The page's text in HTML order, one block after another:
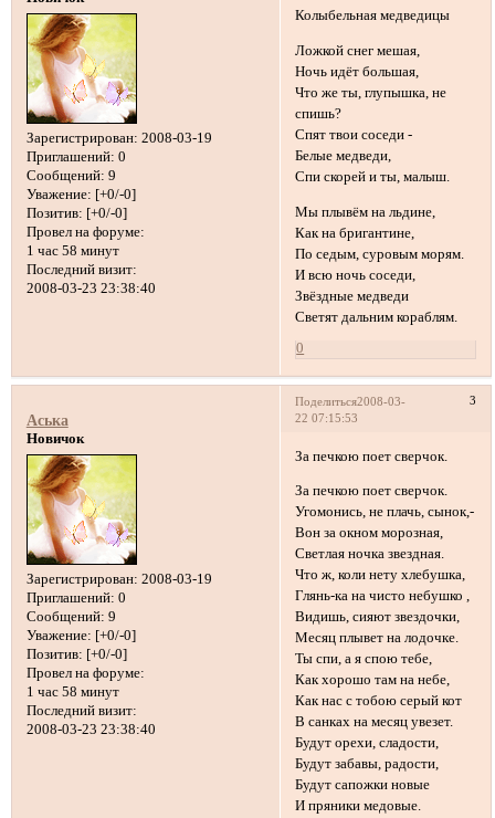
Зарегистрирован: 2008-03-19
Приглашений: 0
Сообщений: 9
Уважение: [+0/-0]
Позитив: [+0/-0]
Провел на форуме:
1 час 58 минут
Последний визит:
2008-03-23 23:38:40
Колыбельная медведицы
Ложкой снег мешая,
Ночь идёт большая,
Что же ты, глупышка, не
спишь?
Спят твои соседи -
Белые медведи,
Спи скорей и ты, малыш.
Мы плывём на льдине,
Как на бригантине,
По седым, суровым морям.
И всю ночь соседи,
Звёздные медведи
Светят дальним кораблям.
0
Поделиться 3
2008-03-
22 07:15:53
Аська
Новичок
Зарегистрирован: 2008-03-19
Приглашений: 0
Сообщений: 9
Уважение: [+0/-0]
Позитив: [+0/-0]
Провел на форуме:
1 час 58 минут
Последний визит:
2008-03-23 23:38:40
За печкою поет сверчок.
За печкою поет сверчок.
Угомонись, не плачь, сынок,-
Вон за окном морозная,
Светлая ночка звездная.
Что ж, коли нету хлебушка,
Глянь-ка на чисто небушко ,
Видишь, сияют звездочки,
Месяц плывет на лодочке.
Ты спи, а я спою тебе,
Как хорошо там на небе,
Как нас с тобою серый кот
В санках на месяц увезет.
Будут орехи, сладости,
Будут забавы, радости,
Будут сапожки новые
И пряники медовые.